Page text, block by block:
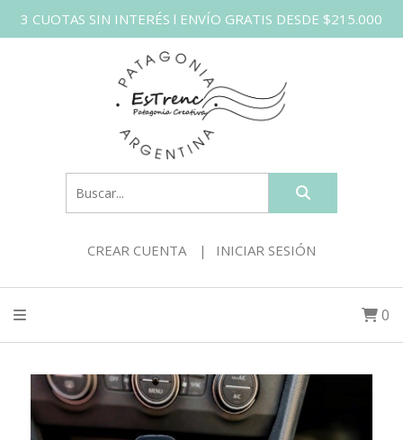
3 CUOTAS SIN INTERÉS l ENVÍO GRATIS DESDE $215.000
CREAR CUENTA INICIAR SESIÓN
0